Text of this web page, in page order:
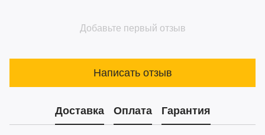
Добавьте первый отзыв
Написать отзыв
Доставка Оплата Гарантия